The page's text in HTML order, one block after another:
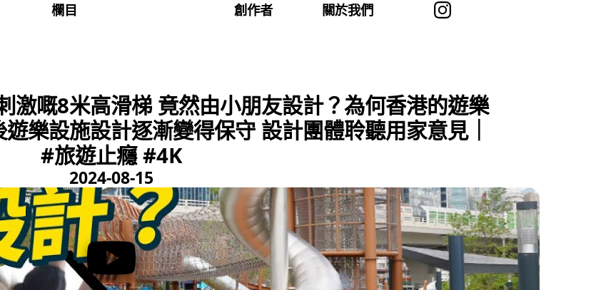
欄目 創作者 關於我們
嘅8米高滑梯 竟然由小朋友設計？為何香港的遊樂
樂設施設計逐漸變得保守 設計團體聆聽用家意見｜
#旅遊止癮 #4K
2024-08-15